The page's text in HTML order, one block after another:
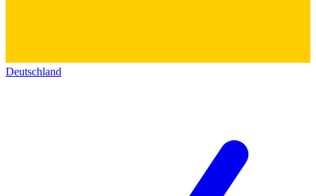
Deutschland